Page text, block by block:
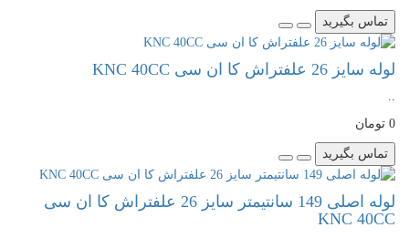
تماس بگیرید
لوله سایز 26 علفتراش کا ان سی KNC 40CC
..
0 تومان
تماس بگیرید
لوله اصلی 149 سانتیمتر سایز 26 علفتراش کا ان سی
KNC 40CC